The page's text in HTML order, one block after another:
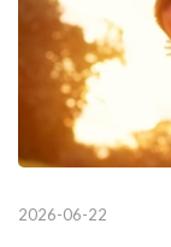
2026-06-22